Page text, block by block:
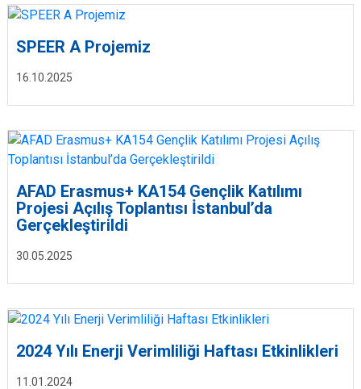
16.10.2025
SPEER A Projemiz
30.05.2025
AFAD Erasmus+ KA154 Gençlik Katılımı
Projesi Açılış Toplantısı İstanbul’da
Gerçekleştirildi
11.01.2024
2024 Yılı Enerji Verimliliği Haftası Etkinlikleri